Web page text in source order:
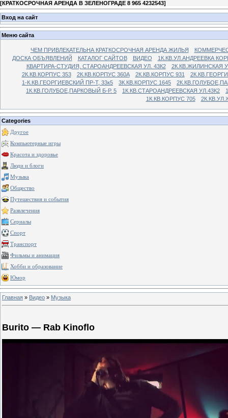
[КРАТКОСРОЧНАЯ АРЕНДА В ЗЕЛЕНОГРАДЕ 8 965 4232543]
Вход на сайт
Меню сайта
ЧЕМ ПРИВЛЕКАТЕЛЬНА КРАТКОСРОЧНАЯ АРЕНДА ЖИЛЬЯ
ДОСКА ОБЪЯВЛЕНИЙ
КАТАЛОГ САЙТОВ ВИДЕО
1К.КВ.УЛ.АНДРЕЕВКА
КВАРТИРА-СТУДИЯ, СТАРОАНДРЕЕВСКАЯ УЛ. 43К2
2К.КВ.ЖИЛИНСКАЯ
2К.КВ.КОРПУС 353
2К.КВ.КОРПУС 360А 2К.КВ.КОРПУС 931
1-К.КВ.ГЕОРГИЕВСКИЙ ПР-Т, 33к5
3К.КВ.КОРПУС 1645
1К.КВ.ГОЛУБОЕ,ПАРКОВЫЙ Б-Р. 5
1К.КВ.СТАРОАНДРЕЕВСКАЯ УЛ.43К2
1К.КВ.КОРПУС 705
Categories
Другое
Компьютерные игры
Красота и здоровье
Люди и блоги
Музыка
Общество
Путешествия и события
Развлечения
Сериалы
Спорт
Транспорт
Фильмы и анимация
Хобби и образование
Юмор
Главная » Видео » Музыка
Burito — Rab Kinoflo